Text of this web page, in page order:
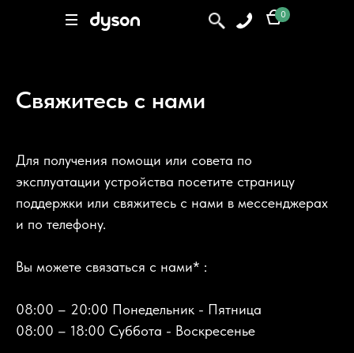
0
0
Свяжитесь с нами
Для получения помощи или совета по
эксплуатации устройства посетите страницу
поддержки или свяжитесь с нами в мессенджерах
и по телефону.
Вы можете связаться с нами* :
08:00 – 20:00 Понедельник - Пятница
08:00 – 18:00 Суббота - Воскресенье